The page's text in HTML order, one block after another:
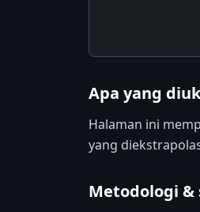
Apa yang
Halaman ini
yang
Metodologi &